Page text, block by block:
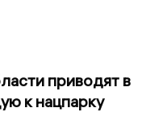
приводят в
к нацпарку